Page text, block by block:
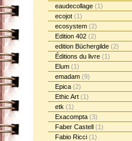
eaudecollage (1)
ecojot (1)
ecosystem (2)
Edition 402 (2)
edition Büchergilde (2)
Éditions du livre (1)
Elum (1)
emadam (9)
Epica (2)
Ethic Art (1)
etk (1)
Exacompta (3)
Faber Castell (1)
Fabio Ricci (1)